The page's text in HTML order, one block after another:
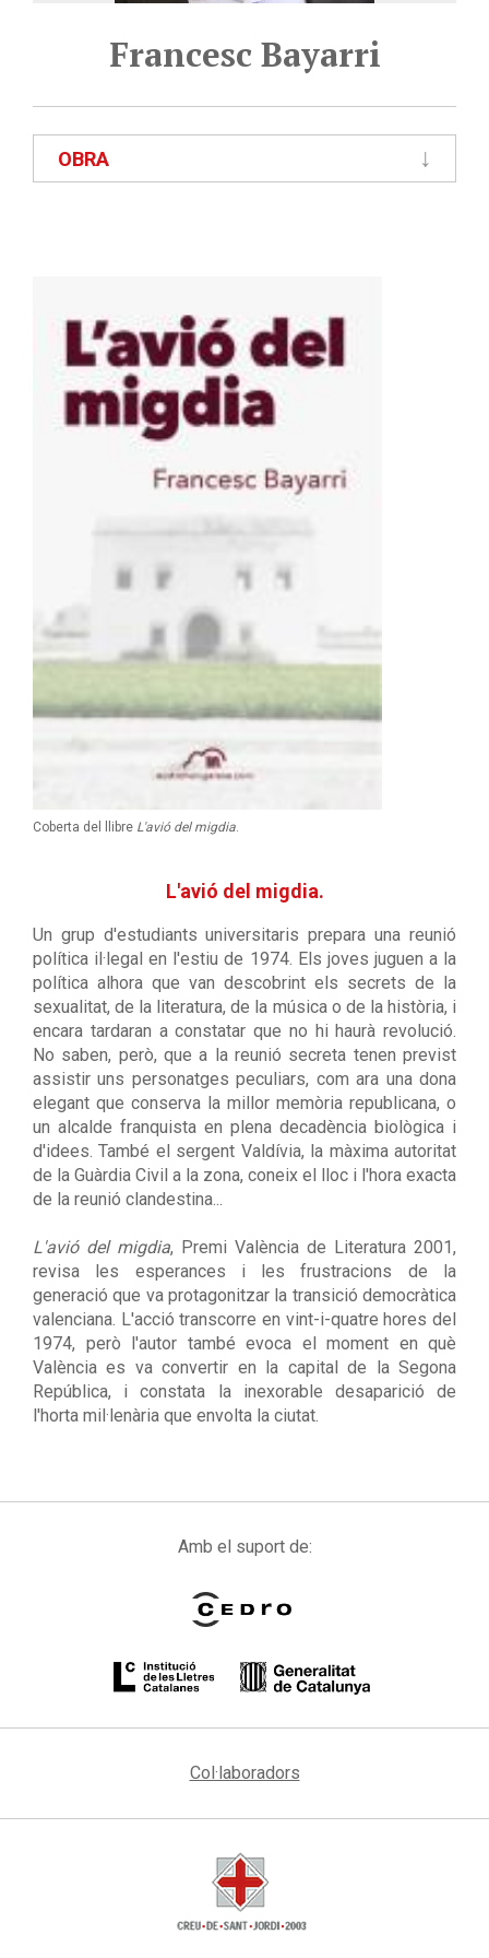
Francesc Bayarri
OBRA
Coberta del llibre L'avió del migdia.
L'avió del migdia.
Un grup d'estudiants universitaris prepara una reunió
política il·legal en l'estiu de 1974. Els joves juguen a la
política alhora que van descobrint els secrets de la
sexualitat, de la literatura, de la música o de la història, i
encara tardaran a constatar que no hi haurà revolució.
No saben, però, que a la reunió secreta tenen previst
assistir uns personatges peculiars, com ara una dona
elegant que conserva la millor memòria republicana, o
un alcalde franquista en plena decadència biològica i
d'idees. També el sergent Valdívia, la màxima autoritat
de la Guàrdia Civil a la zona, coneix el lloc i l'hora exacta
de la reunió clandestina...
L'avió del migdia, Premi València de Literatura 2001,
revisa les esperances i les frustracions de la
generació que va protagonitzar la transició democràtica
valenciana. L'acció transcorre en vint-i-quatre hores del
1974, però l'autor també evoca el moment en què
València es va convertir en la capital de la Segona
República, i constata la inexorable desaparició de
l'horta mil·lenària que envolta la ciutat.
Amb el suport de:
Col·laboradors